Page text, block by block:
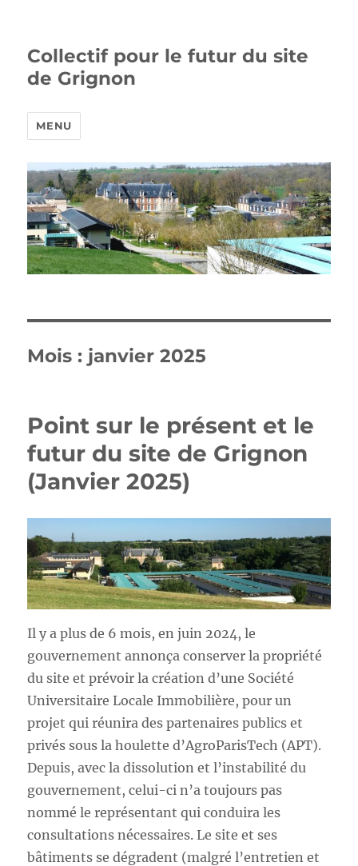
Collectif pour le futur du site
de Grignon
MENU
Mois : janvier 2025
Point sur le présent et le
futur du site de Grignon
(Janvier 2025)
Il y a plus de 6 mois, en juin 2024, le
gouvernement annonça conserver la propriété
du site et prévoir la création d’une Société
Universitaire Locale Immobilière, pour un
projet qui réunira des partenaires publics et
privés sous la houlette d’AgroParisTech (APT).
Depuis, avec la dissolution et l’instabilité du
gouvernement, celui-ci n’a toujours pas
nommé le représentant qui conduira les
consultations nécessaires. Le site et ses
bâtiments se dégradent (malgré l’entretien et